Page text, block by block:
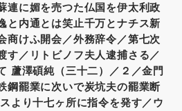
連に媚を売つた仏国を伊太利政
と内通とは笑止千万とナチス新
商けふ開会／外務辞令／第七次
す／リトビノフ夫人逮捕さる／
蘆澤碩純（三十二）／２／金門
鋼罷業に次いで炭坑夫の罷業断
より十七ヶ所に指令を発す／ウ